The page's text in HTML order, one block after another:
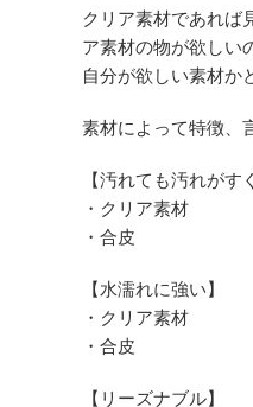
クリア素材であれば
ア素材の物が欲しい
自分が欲しい素材か
素材によって特徴、
【汚れても汚れがす
・クリア素材
・合皮
【水濡れに強い】
・クリア素材
・合皮
【リーズナブル】